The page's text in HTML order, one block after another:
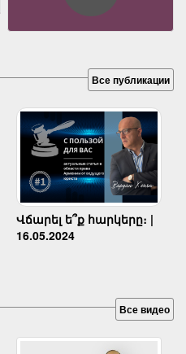
Все публикации
Վճարել ե՞ք հարկերը։ |
16.05.2024
Все видео